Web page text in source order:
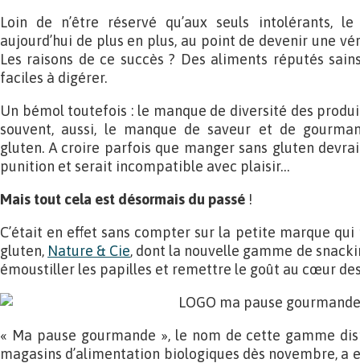
Loin de n’être réservé qu’aux seuls intolérants,
aujourd’hui de plus en plus, au point de devenir une
Les raisons de ce succès ? Des aliments réputés
faciles à digérer.
Un bémol toutefois : le manque de diversité des
souvent, aussi, le manque de saveur et de
gluten. A croire parfois que manger sans gluten
punition et serait incompatible avec plaisir…
Mais tout cela est désormais du passé !
C’était en effet sans compter sur la petite marque qui
gluten, Nature & Cie, dont la nouvelle gamme de
émoustiller les papilles et remettre le goût au cœur
« Ma pause gourmande », le nom de cette gamme
magasins d’alimentation biologiques dès novembre, a